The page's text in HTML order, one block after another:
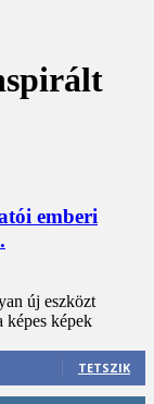
emberi
új eszközt
képes képek
TETSZIK